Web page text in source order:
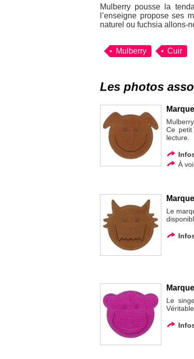
Mulberry pousse la
l’enseigne propose ses
naturel ou fuchsia allons-
Mulberry Cuir
Les photos
Ce
lecture.
À
Le
Le